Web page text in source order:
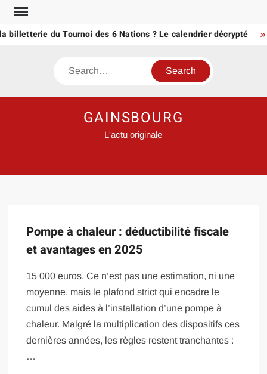
Skip
content
billetterie du Tournoi des 6 Nations ? Le calendrier décrypté
Search
GAINSBOURG
L'actu originale
Pompe à chaleur : déductibilité fiscale
et avantages en 2025
15 000 euros. Ce n’est pas une estimation, ni une
moyenne, mais le plafond strict qui encadre le
cumul des aides à l’installation d’une pompe à
chaleur. Malgré la multiplication des dispositifs ces
dernières années, les règles restent tranchantes :
…